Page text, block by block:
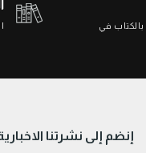
بالكتاب في
إنضم إلى نشرتنا